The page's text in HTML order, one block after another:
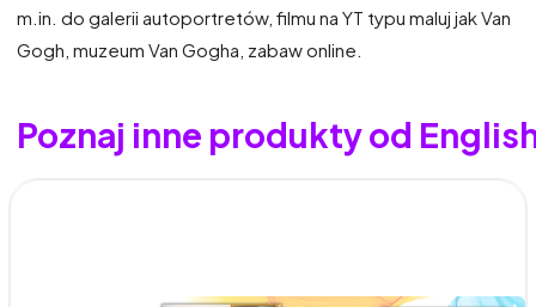
m.in. do galerii autoportretów, filmu na YT typu maluj jak Van
Gogh, muzeum Van Gogha, zabaw online.
Poznaj inne produkty od